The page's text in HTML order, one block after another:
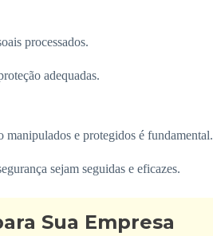
processados.
adequadas.
manipulados e protegidos é fundamental.
sejam seguidas e eficazes.
Sua Empresa